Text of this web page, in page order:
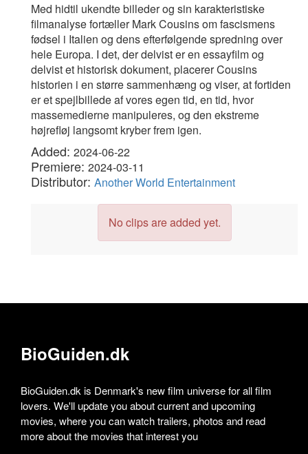
Med hidtil ukendte billeder og sin karakteristiske
filmanalyse fortæller Mark Cousins om fascismens
fødsel i Italien og dens efterfølgende spredning over
hele Europa. I det, der delvist er en essayfilm og
delvist et historisk dokument, placerer Cousins
historien i en større sammenhæng og viser, at fortiden
er et spejlbillede af vores egen tid, en tid, hvor
massemedierne manipuleres, og den ekstreme
højrefløj langsomt kryber frem igen.
Added: 2024-06-22
Premiere: 2024-03-11
Distributor: Another World Entertainment
No clips are added yet.
BioGuiden.dk
BioGuiden.dk is Denmark's new film universe for all film
lovers. We'll update you about current and upcoming
movies, where you can watch trailers, photos and read
more about the movies that interest you